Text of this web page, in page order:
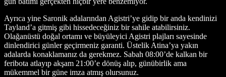
Ayrıca yine Saronik adalarından Agistri’ye gidip bir anda kendinizi
Tayland’a gitmiş gibi hissedeceğiniz bir sahile atabilirsiniz.
Olağanüstü doğal ortamı ve büyüleyici Agistri plajları sayesinde
dinlendirici günler geçirmeniz garanti. Üstelik Atina’ya yakın
adalarda konaklamanız da gerekmez. Sabah 08:00’de kalkan bir
feribota atlayıp akşam 21:00’e dönüş alıp, günübirlik ama
mükemmel bir güne imza atmış olursunuz.